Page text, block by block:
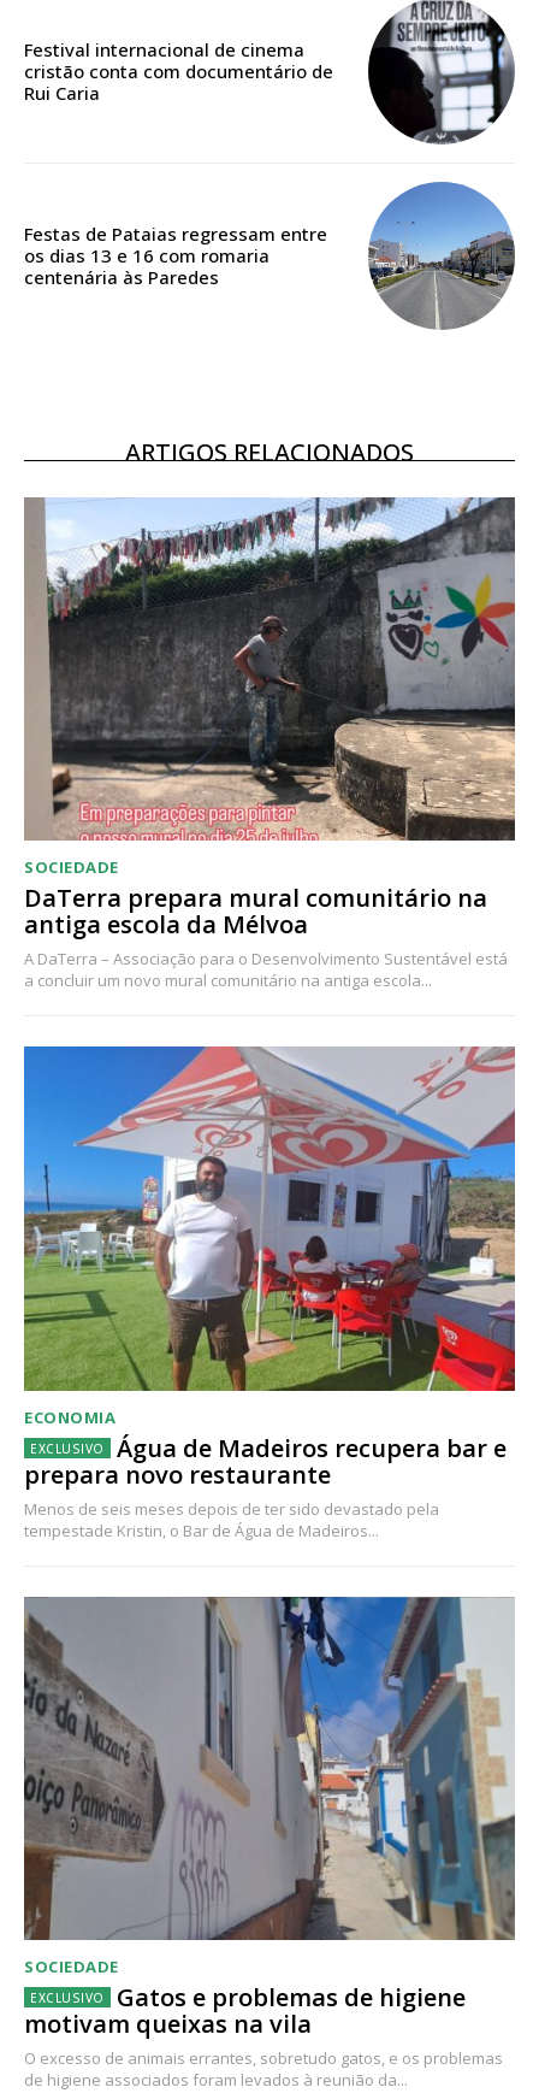
Edição em papel entregue à Quinta-feira em sua
Acesso ao conteúdo online
Acesso aos conteúdos Exclusivos para
16€
12 meses
Acesso ao conteúdo online
Acesso aos conteúdos Exclusivos para
assinantes
Ofertas para assinatura anual
Escolha o plano
Festival internacional de cinema
cristão conta com documentário de
Rui Caria
Festas de Pataias regressam entre
os dias 13 e 16 com romaria
centenária às Paredes
ARTIGOS RELACIONADOS
SOCIEDADE
DaTerra prepara mural comunitário na
antiga escola da Mélvoa
A DaTerra – Associação para o Desenvolvimento Sustentável está
a concluir um novo mural comunitário na antiga escola...
ECONOMIA
Água de Madeiros recupera bar e
prepara novo restaurante
Menos de seis meses depois de ter sido devastado pela
tempestade Kristin, o Bar de Água de Madeiros...
SOCIEDADE
Gatos e problemas de higiene
motivam queixas na vila
O excesso de animais errantes, sobretudo gatos, e os problemas
de higiene associados foram levados à reunião da...